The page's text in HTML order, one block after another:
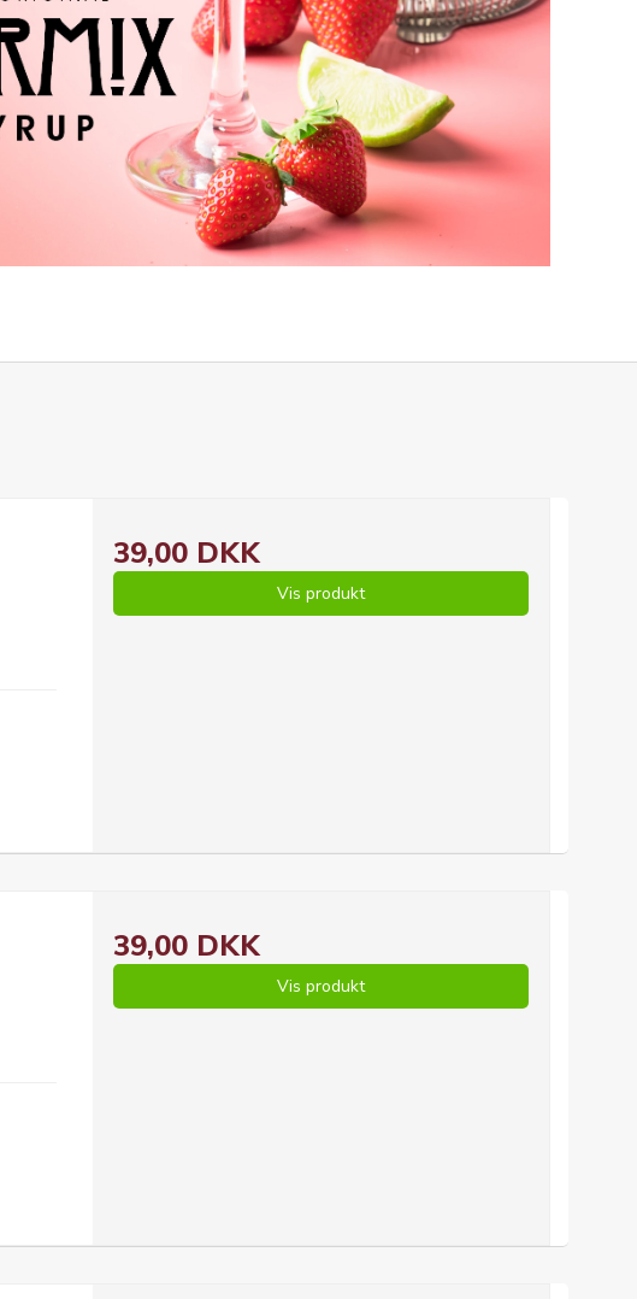
39,00 DKK
Vis produkt
39,00 DKK
Vis produkt